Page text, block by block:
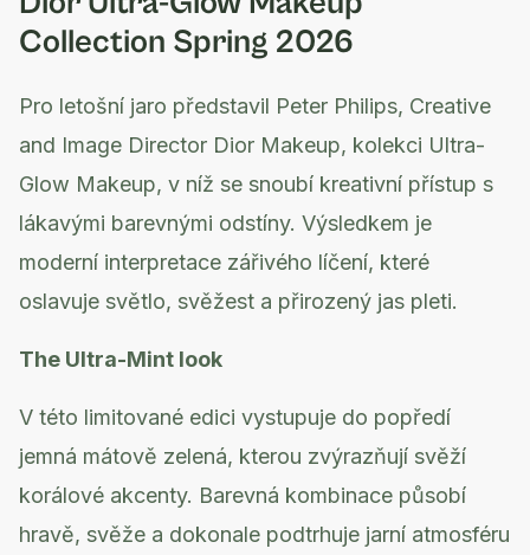
Collection Spring 2026
Pro letošní jaro představil Peter Philips, Creative
and Image Director Dior Makeup, kolekci Ultra-
Glow Makeup, v níž se snoubí kreativní přístup s
lákavými barevnými odstíny. Výsledkem je
moderní interpretace zářivého líčení, které
oslavuje světlo, svěžest a přirozený jas pleti.
The Ultra-Mint look
V této limitované edici vystupuje do popředí
jemná mátově zelená, kterou zvýrazňují svěží
korálové akcenty. Barevná kombinace působí
hravě, svěže a dokonale podtrhuje jarní atmosféru